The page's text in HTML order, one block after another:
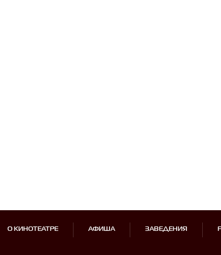
О КИНОТЕАТРЕ АФИША ЗАВЕДЕНИЯ